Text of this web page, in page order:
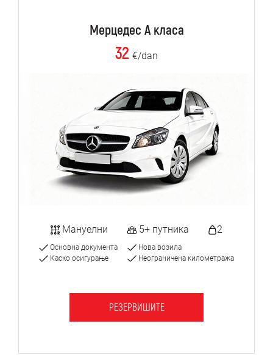
Мерцедес А класа
32 €/dan
Мануелни 5+ путника 2
Основна документа
Каско осигурање
Нова возила
Неограничена километража
РЕЗЕРВИШИТЕ